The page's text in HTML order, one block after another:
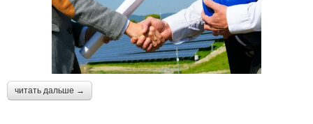
читать дальше →